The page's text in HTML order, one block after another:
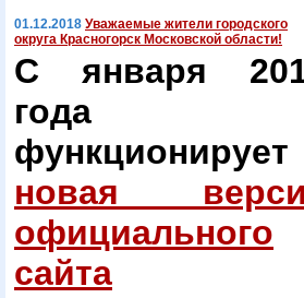
01.12.2018 Уважаемые жители городского
округа Красногорск Московской области!
С января
года
функционирует
новая
официального
сайта